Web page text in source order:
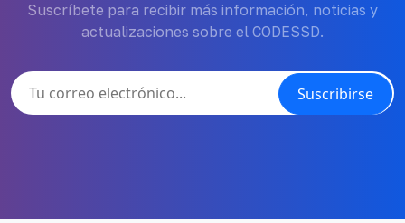
Suscríbete para recibir más información, noticias y
actualizaciones sobre el CODESSD.
Suscribirse